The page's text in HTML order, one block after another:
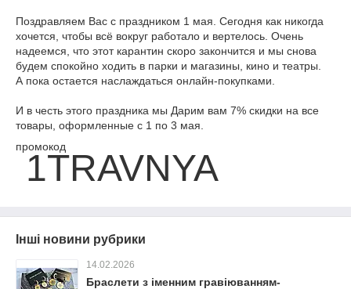
Поздравляем Вас с праздником 1 мая. Сегодня как никогда
хочется, чтобы всё вокруг работало и вертелось. Очень
надеемся, что этот карантин скоро закончится и мы снова
будем спокойно ходить в парки и магазины, кино и театры.
А пока остается наслаждаться онлайн-покупками.
И в честь этого праздника мы Дарим вам 7% скидки на все
товары, оформленные с 1 по 3 мая.
промокод
1TRAVNYA
Інші новини рубрики
14.02.2026
Браслети з іменним гравіюванням-